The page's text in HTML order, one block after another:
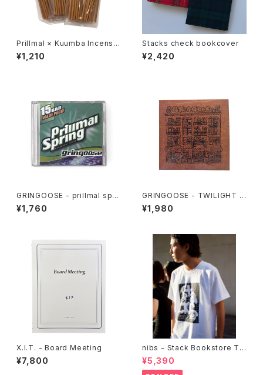
Prillmal × Kuumba Incense
2026 SPRING & SUMMER
¥1,210
Stacks check bookcover
¥2,420
GRINGOOSE - prillmal spri
ng 2 (MIX CD)
¥1,760
GRINGOOSE - TWILIGHT W
ANDER
¥1,980
X.I.T. - Board Meeting
¥7,800
nibs - Stack Bookstore Te
e
¥5,390